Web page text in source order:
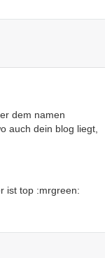
dem namen
auch dein blog liegt,
ist top :mrgreen: